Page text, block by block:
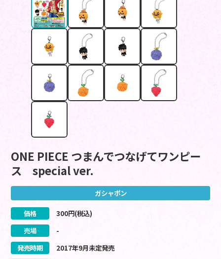
ONE PIECE つまんでつなげてワンピー
ス special ver.
ガシャポン
価格 300円(税込)
売場
-
発売時期
2017年9月未定発売